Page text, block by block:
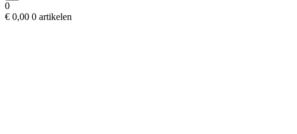
0
€ 0,00 0 artikelen